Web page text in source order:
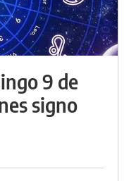
9 de
signo